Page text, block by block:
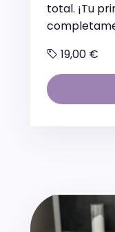
total. ¡Tu
19,00 €